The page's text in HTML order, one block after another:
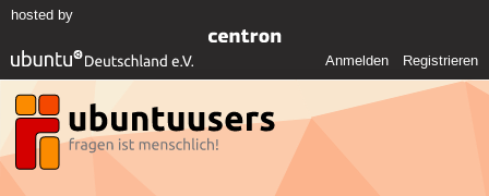
hosted by
Anmelden Registrieren